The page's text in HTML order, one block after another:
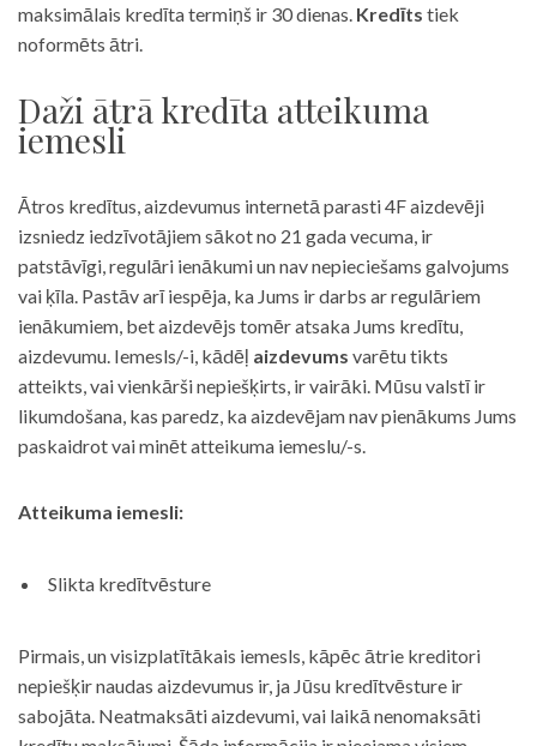
maksimālais kredīta termiņš ir 30 dienas. Kredīts tiek
noformēts ātri.
Daži ātrā kredīta atteikuma
iemesli
Ātros kredītus, aizdevumus internetā parasti 4F aizdevēji
izsniedz iedzīvotājiem sākot no 21 gada vecuma, ir
patstāvīgi, regulāri ienākumi un nav nepieciešams galvojums
vai ķīla. Pastāv arī iespēja, ka Jums ir darbs ar regulāriem
ienākumiem, bet aizdevējs tomēr atsaka Jums kredītu,
aizdevumu. Iemesls/-i, kādēļ aizdevums varētu tikts
atteikts, vai vienkārši nepiešķirts, ir vairāki. Mūsu valstī ir
likumdošana, kas paredz, ka aizdevējam nav pienākums Jums
paskaidrot vai minēt atteikuma iemeslu/-s.
Atteikuma iemesli:
Slikta kredītvēsture
Pirmais, un visizplatītākais iemesls, kāpēc ātrie kreditori
nepiešķir naudas aizdevumus ir, ja Jūsu kredītvēsture ir
sabojāta. Neatmaksāti aizdevumi, vai laikā nenomaksāti